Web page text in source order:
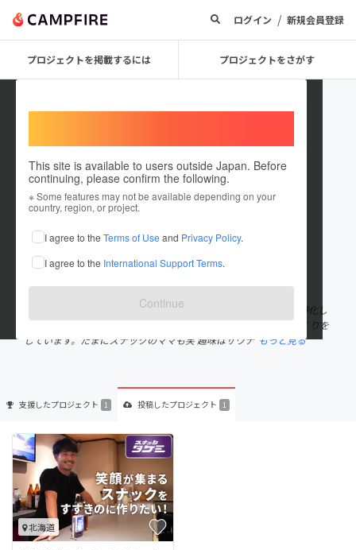
ログイン / 新規会員登録
プロジェクトを掲載するには プロジェクトをさがす
This site is available to users outside Japan. Before
continuing, please confirm the following.
※ Some features may not be available depending on your
country, region, or project.
I agree to the Terms of Use and Privacy Policy.
I agree to the International Support Terms.
Continue
d_afro103
これまでに1回支援して1件のプロジェクトを投稿しています
在住国：日本 現在地：北海道
出身国：日本 出身地：神奈川県
神奈川県出身、札幌合計で7年ぐらい在住。 デジタル広告制作に特化し
た会社で人事や広報、みんなが成長しながら楽しく働ける環境づくりを
しています。たまにスナックのママも笑 趣味はサウナ もっと見る
支援したプロジェクト 1 投稿したプロジェクト 1
北海道